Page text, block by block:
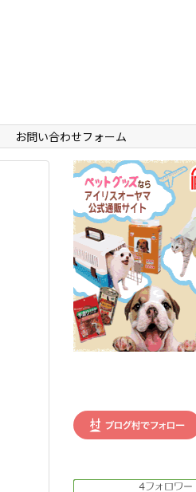
お問い合わせフォーム